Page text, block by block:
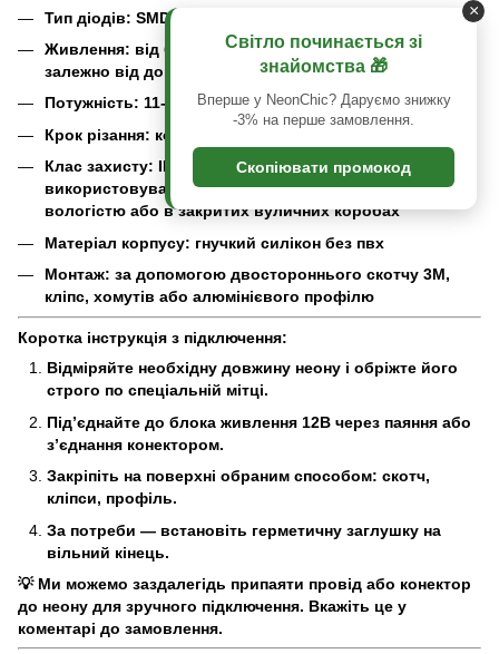
Тип діодів: SMD (вбудовані в світлорозсіювач)
Живлення: від блоку живлення 12В (підбирається
залежно від довжини)
Потужність: 11-13 W/m
Крок різання: кожні 1 см
Клас захисту: IP65 — вологозахищений корпус, можна
використовувати в приміщеннях з підвищеною
вологістю або в закритих вуличних коробах
Матеріал корпусу: гнучкий силікон без пвх
Монтаж: за допомогою двостороннього скотчу 3M,
кліпс, хомутів або алюмінієвого профілю
Коротка інструкція з підключення:
Відміряйте необхідну довжину неону і обріжте його
строго по спеціальній мітці.
Під’єднайте до блока живлення 12В через паяння або
з’єднання конектором.
Закріпіть на поверхні обраним способом: скотч,
кліпси, профіль.
За потреби — встановіть герметичну заглушку на
вільний кінець.
💡 Ми можемо заздалегідь припаяти провід або конектор
до неону для зручного підключення. Вкажіть це у
коментарі до замовлення.
×
Світло починається зі
знайомства 🎁
Вперше у NeonChic? Даруємо знижку
-3% на перше замовлення.
Скопіювати промокод